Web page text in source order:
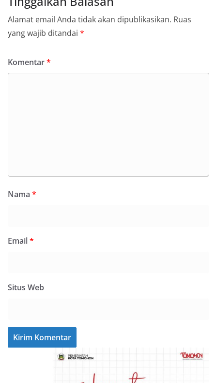
Alamat email Anda tidak akan dipublikasikan. Ruas
yang wajib ditandai *
Komentar*
Nama *
Email*
Situs Web